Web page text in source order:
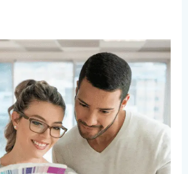
رقم
صباغ
شاطر
دبي/0524099522/
خصم30%